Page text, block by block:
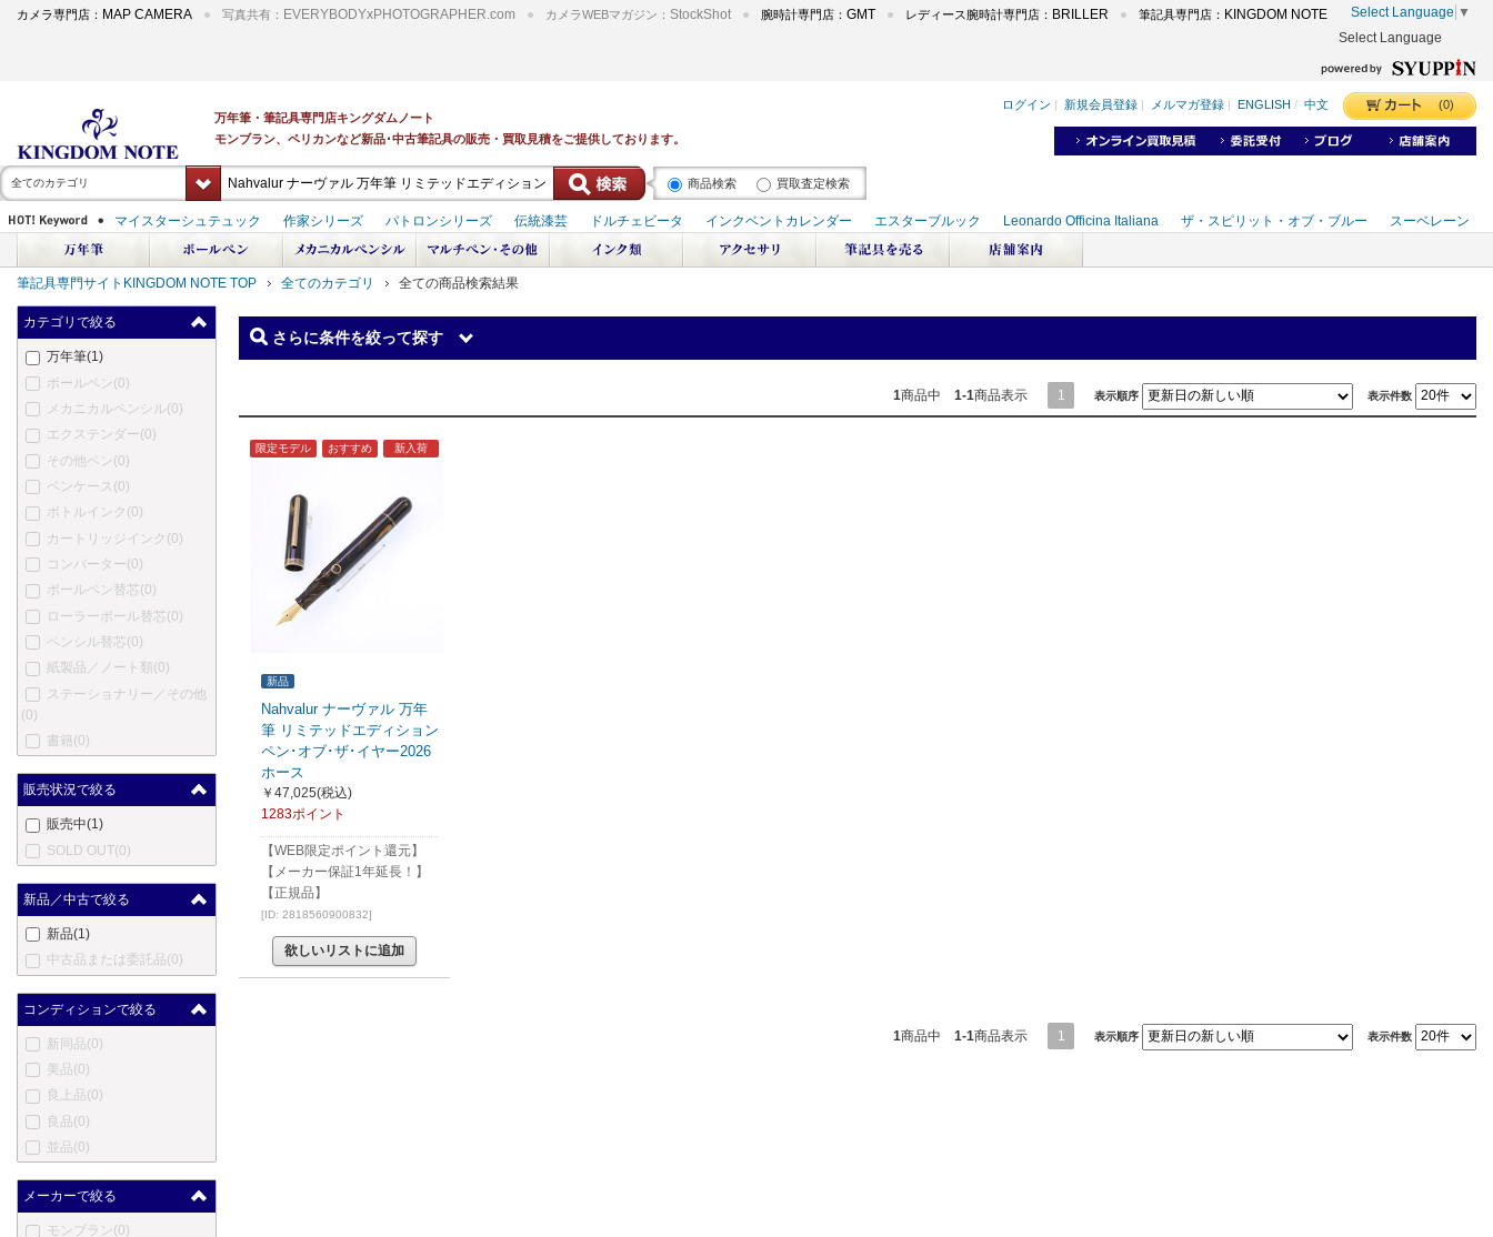
カメラ専門店： MAP CAMERA 写真共有： EVERYBODYxPHOTOGRAPHER.com カメラWEBマガジン： StockShot 腕時計専門店： GMT レディース腕時計専門店： BRILLER 筆記具専門店： KINGDOM NOTE Select Language ▼
Select Language
全てのカテゴリ 商品検索 買取査定検索
筆記具専門サイトKINGDOM NOTE TOP 全てのカテゴリ 全ての商品検索結果
さらに条件を絞って探す
1商品中 1-1商品表示 1 表示順序 表示件数
新品
限定モデル おすすめ 新入荷
Nahvalur ナーヴァル 万年
筆 リミテッドエディション
ペン･オブ･ザ･イヤー2026
ホース
￥47,025(税込)
1283ポイント
【WEB限定ポイント還元】
【メーカー保証1年延長！】
【正規品】
[ID: 2818560900832]
欲しいリストに追加
1商品中 1-1商品表示 1 表示順序 表示件数
カテゴリで絞る
万年筆(1)
ボールペン (0)
メカニカルペンシル(0)
エクステンダー(0)
その他ペン (0)
ペンケース (0)
ボトルインク (0)
カートリッジインク (0)
コンバーター(0)
ボールペン替芯(0)
ローラーボール替芯(0)
ペンシル替芯(0)
紙製品／ノート類(0)
ステーショナリー／その他
(0)
書籍(0)
販売状況で絞る
販売中(1)
SOLD OUT(0)
新品／中古で絞る
新品(1)
中古品または委託品(0)
コンディションで絞る
新同品(0)
美品(0)
良上品(0)
良品(0)
並品(0)
メーカーで絞る
モンブラン (0)